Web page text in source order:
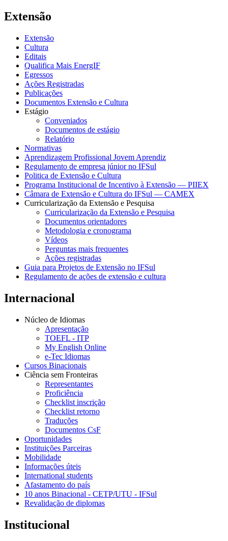
Extensão
Extensão
Cultura
Editais
Qualifica Mais EnergIF
Egressos
Ações Registradas
Publicações
Documentos Extensão e Cultura
Estágio
Conveniados
Documentos de estágio
Relatório
Normativas
Aprendizagem Profissional Jovem Aprendiz
Regulamento de empresa júnior no IFSul
Politica de Extensão e Cultura
Programa Institucional de Incentivo à Extensão — PIIEX
Câmara de Extensão e Cultura do IFSul — CAMEX
Curricularização da Extensão e Pesquisa
Curricularização da Extensão e Pesquisa
Documentos orientadores
Metodologia e cronograma
Vídeos
Perguntas mais frequentes
Ações registradas
Guia para Projetos de Extensão no IFSul
Regulamento de ações de extensão e cultura
Internacional
Núcleo de Idiomas
Apresentação
TOEFL - ITP
My English Online
e-Tec Idiomas
Cursos Binacionais
Ciência sem Fronteiras
Representantes
Proficiência
Checklist inscrição
Checklist retorno
Traduções
Documentos CsF
Oportunidades
Instituições Parceiras
Mobilidade
Informações úteis
International students
Afastamento do país
10 anos Binacional - CETP/UTU - IFSul
Revalidação de diplomas
Institucional